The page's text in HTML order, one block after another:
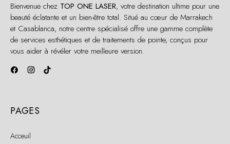
Bienvenue chez TOP ONE LASER, votre destination ultime pour une
beauté éclatante et un bien-être total. Situé au cœur de Marrakech
et Casablanca, notre centre spécialisé offre une gamme complète
de services esthétiques et de traitements de pointe, conçus pour
vous aider à révéler votre meilleure version.
PAGES
Acceuil